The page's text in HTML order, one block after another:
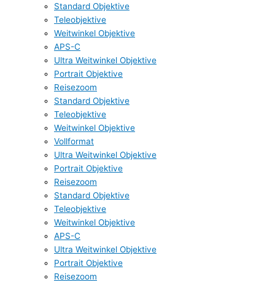
Standard Objektive
Teleobjektive
Weitwinkel Objektive
APS-C
Ultra Weitwinkel Objektive
Portrait Objektive
Reisezoom
Standard Objektive
Teleobjektive
Weitwinkel Objektive
Vollformat
Ultra Weitwinkel Objektive
Portrait Objektive
Reisezoom
Standard Objektive
Teleobjektive
Weitwinkel Objektive
APS-C
Ultra Weitwinkel Objektive
Portrait Objektive
Reisezoom